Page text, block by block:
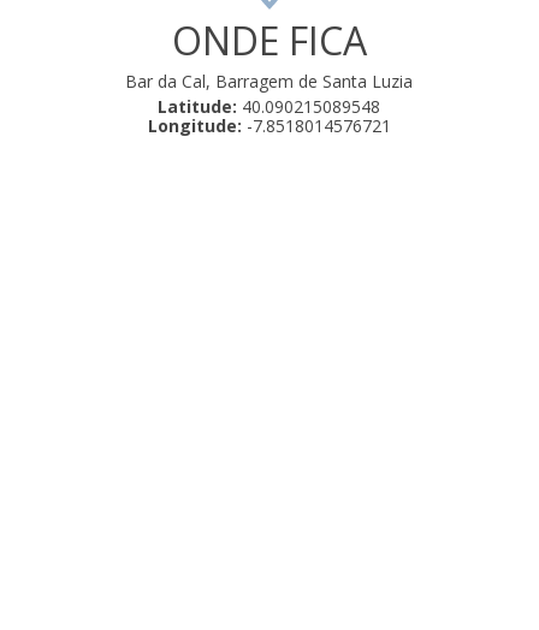
ONDE FICA
Bar da Cal, Barragem de Santa Luzia
Latitude: 40.090215089548
Longitude: -7.8518014576721